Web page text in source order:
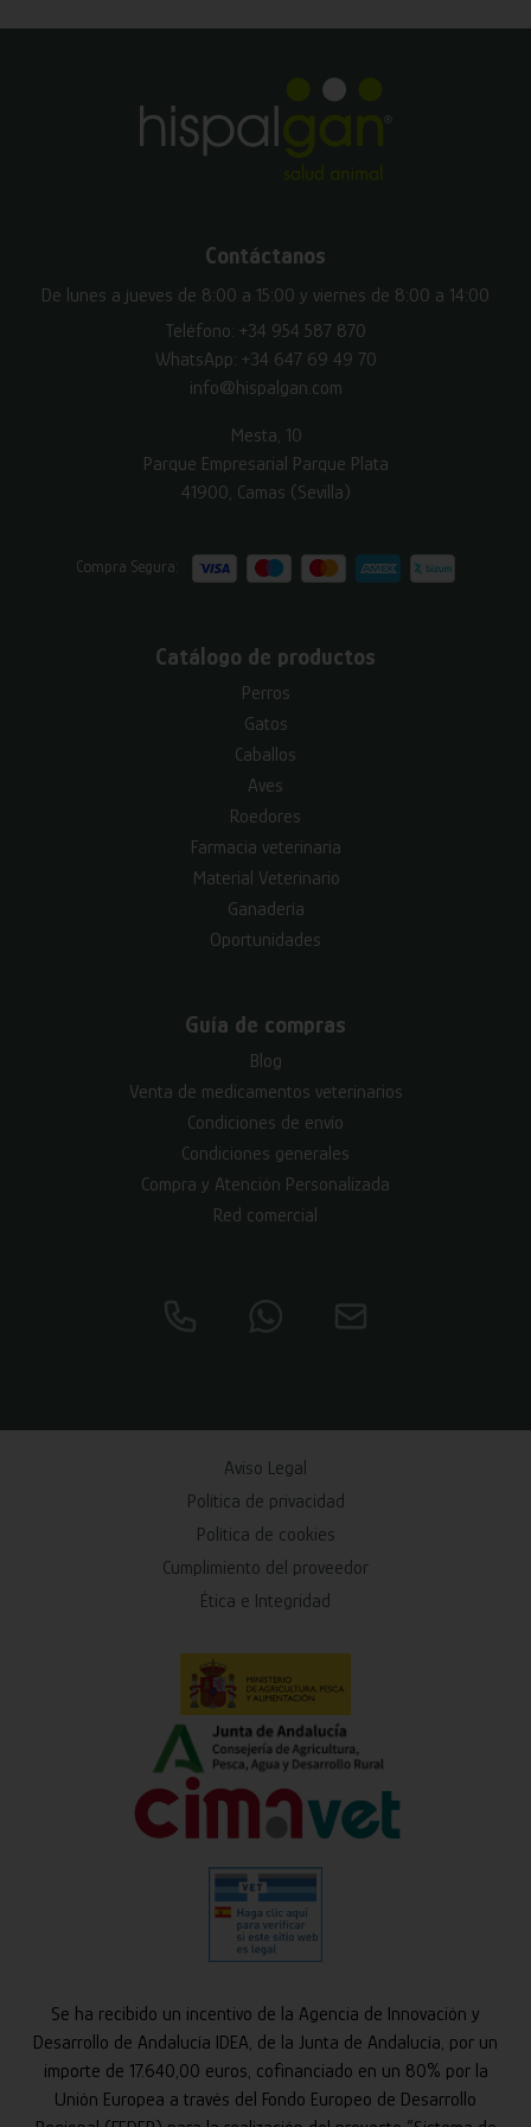
Contáctanos
De lunes a jueves de 8:00 a 15:00 y viernes de 8:00 a 14:00
Teléfono: +34 954 587 870
WhatsApp: +34 647 69 49 70
info@hispalgan.com
Mesta, 10
Parque Empresarial Parque Plata
41900, Camas (Sevilla)
Compra Segura:
Catálogo de productos
Perros
Gatos
Caballos
Aves
Roedores
Farmacia veterinaria
Material Veterinario
Ganadería
Oportunidades
Guía de compras
Blog
Venta de medicamentos veterinarios
Condiciones de envío
Condiciones generales
Compra y Atención Personalizada
Red comercial
Aviso Legal
Política de privacidad
Política de cookies
Cumplimiento del proveedor
Ética e Integridad
Se ha recibido un incentivo de la Agencia de Innovación y
Desarrollo de Andalucía IDEA, de la Junta de Andalucía, por un
importe de 17.640,00 euros, cofinanciado en un 80% por la
Unión Europea a través del Fondo Europeo de Desarrollo